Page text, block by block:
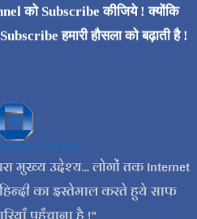
को Subscribe कीजिये ! क्योंकि
हमारी हौसला को बढ़ाती है !
मुख्य उद्देश्य... लोगों तक Internet
का इस्तेमाल करते हुये साफ